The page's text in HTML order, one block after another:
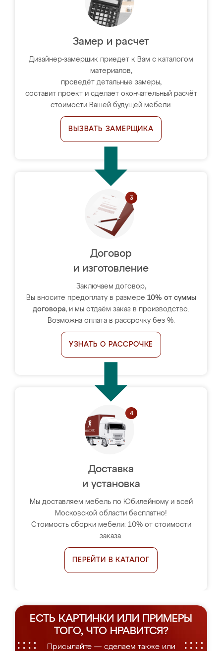
Замер и расчет
Дизайнер-замерщик приедет к Вам с каталогом
материалов,
проведёт детальные замеры,
составит проект и сделает окончательный расчёт
стоимости Вашей будущей мебели.
ВЫЗВАТЬ ЗАМЕРЩИКА
Договор
и изготовление
Заключаем договор,
Вы вносите предоплату в размере 10% от суммы
договора, и мы отдаём заказ в производство.
Возможна оплата в рассрочку без %.
УЗНАТЬ О РАССРОЧКЕ
Доставка
и установка
Мы доставляем мебель по Юбилейному и всей
Московской области бесплатно!
Стоимость сборки мебели: 10% от стоимости
заказа.
ПЕРЕЙТИ В КАТАЛОГ
ЕСТЬ КАРТИНКИ ИЛИ ПРИМЕРЫ
ТОГО, ЧТО НРАВИТСЯ?
Присылайте — сделаем также или